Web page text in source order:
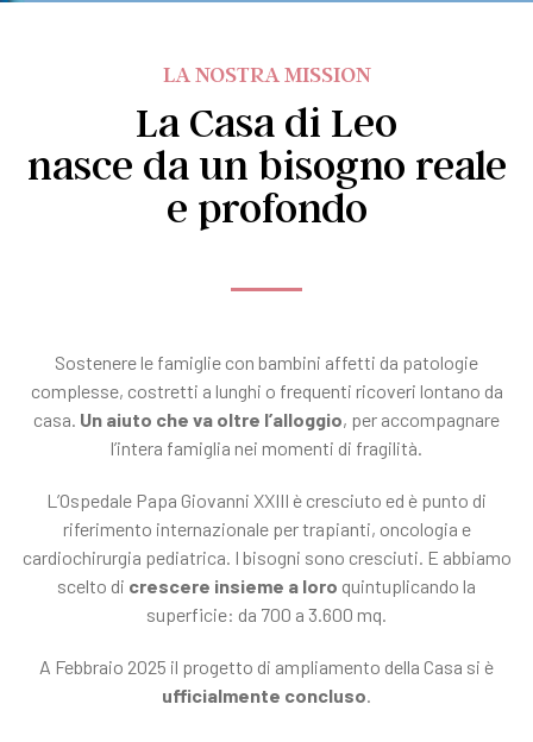
LA NOSTRA MISSION
La Casa di Leo
nasce da un bisogno reale
e profondo
Sostenere le famiglie con bambini affetti da patologie
complesse, costretti a lunghi o frequenti ricoveri lontano da
casa. Un aiuto che va oltre l’alloggio, per accompagnare
l’intera famiglia nei momenti di fragilità.
L’Ospedale Papa Giovanni XXIII è cresciuto ed è punto di
riferimento internazionale per trapianti, oncologia e
cardiochirurgia pediatrica. I bisogni sono cresciuti. E abbiamo
scelto di crescere insieme a loro quintuplicando la
superficie: da 700 a 3.600 mq.
A Febbraio 2025 il progetto di ampliamento della Casa si è
ufficialmente concluso.